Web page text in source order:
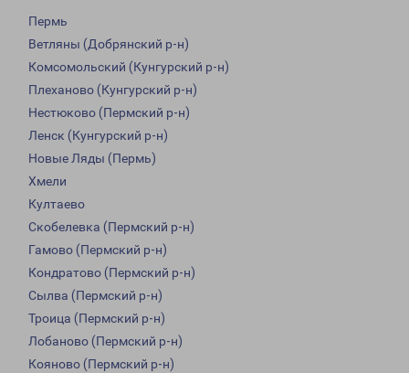
Пермь
Ветляны (Добрянский р-н)
Комсомольский (Кунгурский р-н)
Плеханово (Кунгурский р-н)
Нестюково (Пермский р-н)
Ленск (Кунгурский р-н)
Новые Ляды (Пермь)
Хмели
Култаево
Скобелевка (Пермский р-н)
Гамово (Пермский р-н)
Кондратово (Пермский р-н)
Сылва (Пермский р-н)
Троица (Пермский р-н)
Лобаново (Пермский р-н)
Кояново (Пермский р-н)